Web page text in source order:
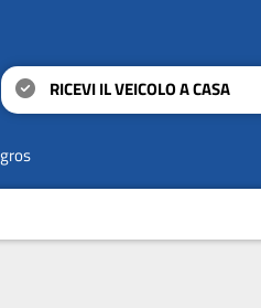
RICEVI IL VEICOLO A CASA